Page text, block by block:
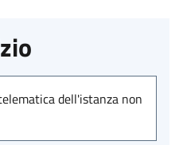
dell'istanza non